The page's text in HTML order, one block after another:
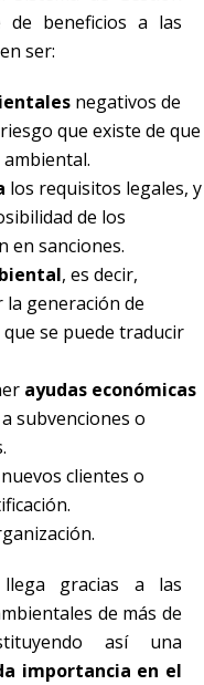
de beneficios a las
ser:
negativos de
que existe de que
los requisitos legales, y
de los
en sanciones.
, es decir,
generación de
se puede traducir
ayudas económicas
subvenciones o
clientes o
gracias a las
de más de
así una
importancia en el